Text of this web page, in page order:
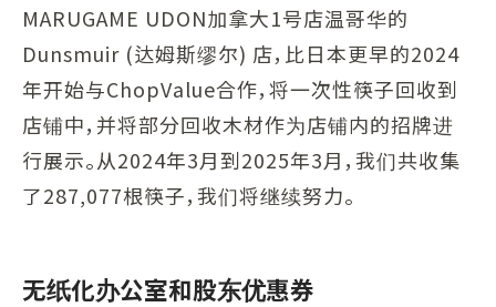
MARUGAME UDON加拿大1号店温哥华的
Dunsmuir (达姆斯缪尔) 店，比日本更早的2024
年开始与ChopValue合作，将一次性筷子回收到
店铺中，并将部分回收木材作为店铺内的招牌进
行展示。从2024年3月到2025年3月，我们共收集
了287,077根筷子，我们将继续努力。
无纸化办公室和股东优惠券